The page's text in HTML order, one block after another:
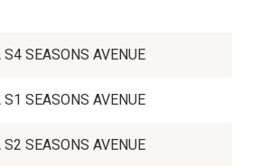
S4 SEASONS AVENUE
S1 SEASONS AVENUE
S2 SEASONS AVENUE